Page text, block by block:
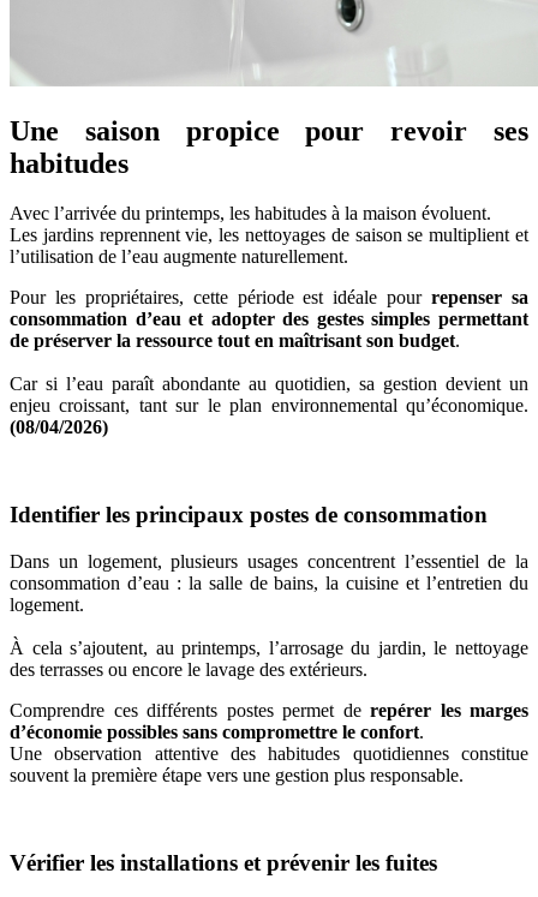
Une saison propice pour revoir ses
habitudes
Avec l’arrivée du printemps, les habitudes à la maison évoluent.
Les jardins reprennent vie, les nettoyages de saison se multiplient et
l’utilisation de l’eau augmente naturellement.
Pour les propriétaires, cette période est idéale pourrepenser sa
consommation d’eau et adopter des gestes simples permettant
de préserver la ressource tout en maîtrisant son budget.
Car si l’eau paraît abondante au quotidien, sa gestion devient un
enjeu croissant, tant sur le plan environnemental qu’économique.
(08/04/2026)
Identifier les principaux postes de consommation
Dans un logement, plusieurs usages concentrent l’essentiel de la
consommation d’eau : la salle de bains, la cuisine et l’entretien du
logement.
À cela s’ajoutent, au printemps, l’arrosage du jardin, le nettoyage
des terrasses ou encore le lavage des extérieurs.
Comprendre ces différents postes permet de repérer les marges
d’économie possibles sans compromettre le confort.
Une observation attentive des habitudes quotidiennes constitue
souvent la première étape vers une gestion plus responsable.
Vérifier les installations et prévenir les fuites